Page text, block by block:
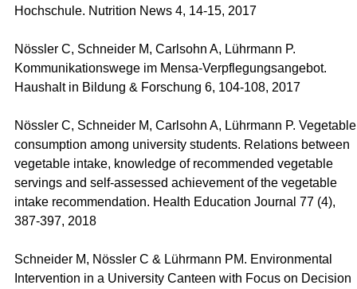
Hochschule. Nutrition News 4, 14-15, 2017
Nössler C, Schneider M, Carlsohn A, Lührmann P.
Kommunikationswege im Mensa-Verpflegungsangebot.
Haushalt in Bildung & Forschung 6, 104-108, 2017
Nössler C, Schneider M, Carlsohn A, Lührmann P. Vegetable
consumption among university students. Relations between
vegetable intake, knowledge of recommended vegetable
servings and self-assessed achievement of the vegetable
intake recommendation. Health Education Journal 77 (4),
387-397, 2018
Schneider M, Nössler C & Lührmann PM. Environmental
Intervention in a University Canteen with Focus on Decision